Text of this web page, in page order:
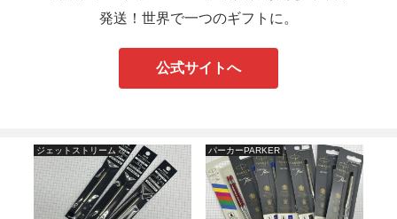
発送！世界で一つのギフトに。
公式サイトへ
ジェットストリーム パーカーPARKER